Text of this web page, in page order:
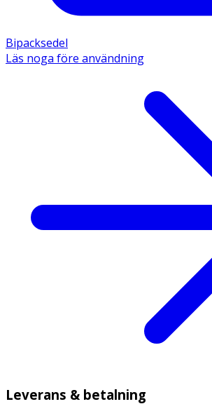
Bipacksedel
Läs noga före användning
Leverans & betalning